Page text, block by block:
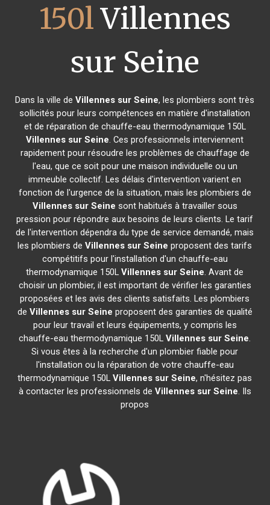
150lVillennes
sur Seine
Dans la ville deVillennes sur Seine, les plombiers sont très
sollicités pour leurs compétences en matière d'installation
et de réparation de chauffe-eau thermodynamique 150L
Villennes sur Seine. Ces professionnels interviennent
rapidement pour résoudre les problèmes de chauffage de
l'eau, que ce soit pour une maison individuelle ou un
immeuble collectif. Les délais d'intervention varient en
fonction de l'urgence de la situation, mais les plombiers de
Villennes sur Seine sont habitués à travailler sous
pression pour répondre aux besoins de leurs clients. Le tarif
de l'intervention dépendra du type de service demandé, mais
les plombiers deVillennes sur Seine proposent des tarifs
compétitifs pour l'installation d'un chauffe-eau
thermodynamique 150LVillennes sur Seine. Avant de
choisir un plombier, il est important de vérifier les garanties
proposées et les avis des clients satisfaits. Les plombiers
de Villennes sur Seine proposent des garanties de qualité
pour leur travail et leurs équipements, y compris les
chauffe-eau thermodynamique 150LVillennes sur Seine.
Si vous êtes à la recherche d'un plombier fiable pour
l'installation ou la réparation de votre chauffe-eau
thermodynamique 150LVillennes sur Seine, n'hésitez pas
à contacter les professionnels de Villennes sur Seine. Ils
propos